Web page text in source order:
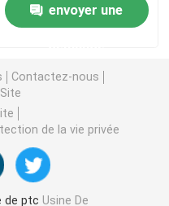
puissanceenvoyer une
Contactez-nous
de la vie privée
de ptc Usine De